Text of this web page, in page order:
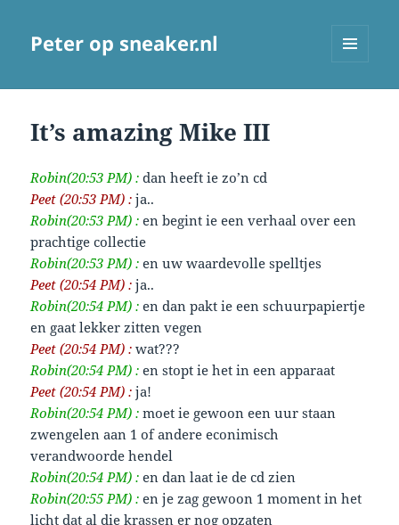
Peter op sneaker.nl
It’s amazing Mike III
Robin(20:53 PM) : dan heeft ie zo’n cd
Peet (20:53 PM) : ja..
Robin(20:53 PM) : en begint ie een verhaal over een
prachtige collectie
Robin(20:53 PM) : en uw waardevolle spelltjes
Peet (20:54 PM) : ja..
Robin(20:54 PM) : en dan pakt ie een schuurpapiertje
en gaat lekker zitten vegen
Peet (20:54 PM) : wat???
Robin(20:54 PM) : en stopt ie het in een apparaat
Peet (20:54 PM) : ja!
Robin(20:54 PM) : moet ie gewoon een uur staan
zwengelen aan 1 of andere econimisch
verandwoorde hendel
Robin(20:54 PM) : en dan laat ie de cd zien
Robin(20:55 PM) : en je zag gewoon 1 moment in het
licht dat al die krassen er nog opzaten